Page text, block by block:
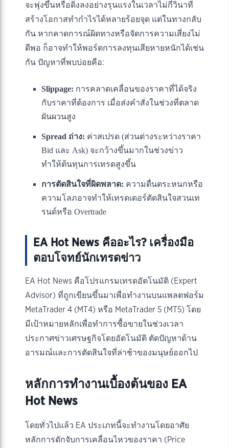
จะพุ่งขึ้นหรือดิ่งลงอย่างรุนแรงในเวลาไม่กี่วินาที
สร้างโอกาสทำกำไรได้หลายร้อยจุด แต่ในทางกลับ
กัน หากคาดการณ์ผิดทางหรือจัดการความเสี่ยงไม่
ดีพอ ก็อาจทำให้พอร์ตการลงทุนเสียหายหนักได้เช่น
กัน ปัญหาที่พบบ่อยคือ:
Slippage: การคลาดเคลื่อนของราคาที่ได้จริง
กับราคาที่ต้องการ เมื่อส่งคำสั่งในช่วงที่ตลาด
ผันผวนสูง
Spread ถ่าง: ค่าสเปรด (ส่วนต่างระหว่างราคา
Bid และ Ask) จะกว้างขึ้นมากในช่วงข่าว
ทำให้ต้นทุนการเทรดสูงขึ้น
การตัดสินใจที่ผิดพลาด: ความตื่นตระหนกหรือ
ความโลภอาจทำให้เทรดเดอร์ตัดสินใจสวนเท
รนด์หรือ Overtrade
EA Hot News คืออะไร? เครื่องมือ
ตอบโจทย์นักเทรดข่าว
EA Hot News คือโปรแกรมเทรดอัตโนมัติ (Expert
Advisor) ที่ถูกเขียนขึ้นมาเพื่อทำงานบนแพลตฟอร์ม
MetaTrader 4 (MT4) หรือ MetaTrader 5 (MT5) โดย
มีเป้าหมายหลักเพื่อทำการซื้อขายในช่วงเวลา
ประกาศข่าวเศรษฐกิจโดยอัตโนมัติ ตัดปัญหาด้าน
อารมณ์และการตัดสินใจที่ล่าช้าของมนุษย์ออกไป
หลักการทำงานเบื้องต้นของ EA
Hot News
โดยทั่วไปแล้ว EA ประเภทนี้จะทำงานโดยอาศัย
หลักการดักจับการเคลื่อนไหวของราคา (Price